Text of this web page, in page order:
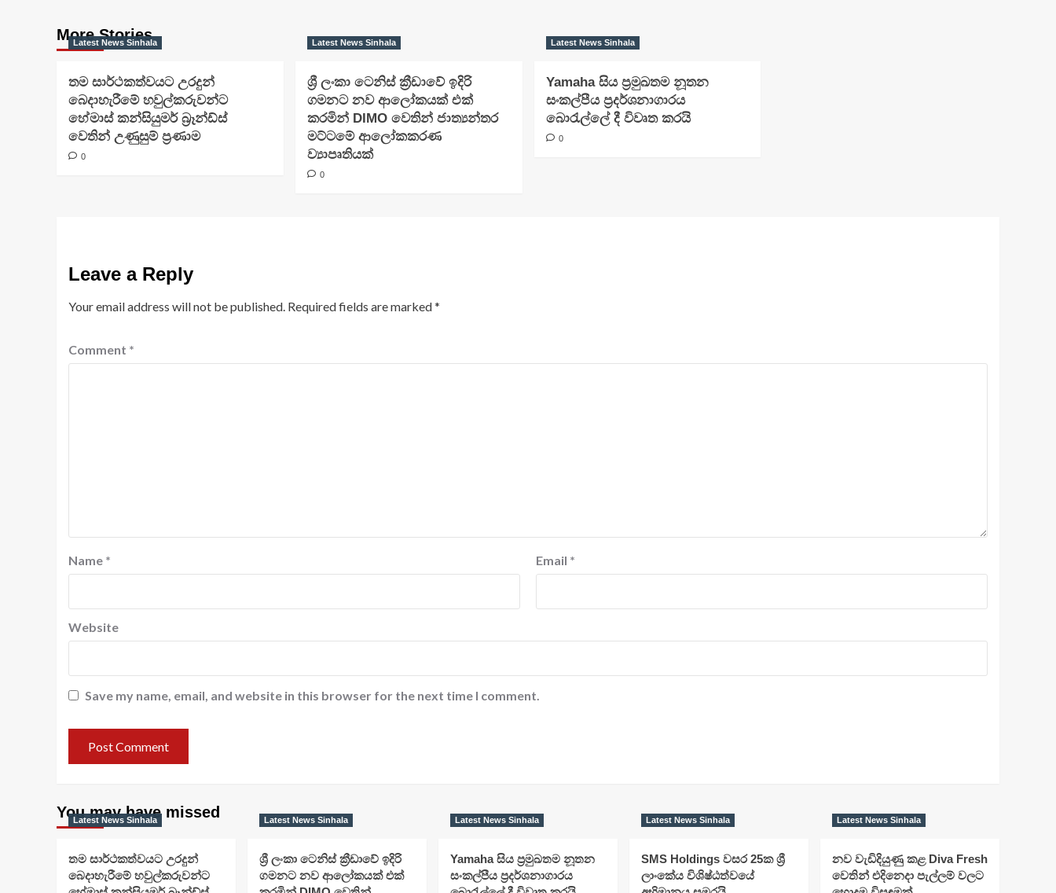
More Stories
Latest News Sinhala
තම සාර්ථකත්වයට උරදුන්
බෙදාහැරීමේ හවුල්කරුවන්ට
හේමාස් කන්සියුමර් බ්‍රෑන්ඩ්ස්
වෙතින් උණුසුම් ප්‍රණාම
0
Latest News Sinhala
ශ්‍රී ලංකා ටෙනිස් ක්‍රීඩාවේ ඉදිරි
ගමනට නව ආලෝකයක් එක්
කරමින් DIMO වෙතින් ජාත්‍යන්තර
මට්ටමේ ආලෝකකරණ
ව්‍යාපෘතියක්
0
Latest News Sinhala
Yamaha සිය ප්‍රමුඛතම නූතන
සංකල්පීය ප්‍රදර්ශනාගාරය
බොරැල්ලේ දී විවෘත කරයි
0
Leave a Reply
Your email address will not be published. Required fields are marked*
Comment *
Name * Email *
Website
Save my name, email, and website in this browser for the next time I comment.
You may have missed
Latest News Sinhala
තම සාර්ථකත්වයට උරදුන්
බෙදාහැරීමේ හවුල්කරුවන්ට
Latest News Sinhala
ශ්‍රී ලංකා ටෙනිස් ක්‍රීඩාවේ ඉදිරි
ගමනට නව ආලෝකයක් එක්
Latest News Sinhala
Yamaha සිය ප්‍රමුඛතම නූතන
සංකල්පීය ප්‍රදර්ශනාගාරය
Latest News Sinhala
SMS Holdings වසර 25ක ශ්‍රී
ලාංකේය විශිෂ්ඨත්වයේ
Latest News Sinhala
නව වැඩිදියුණු කළ Diva Fresh
වෙතින් එදිනෙදා පැල්ලම් වලට